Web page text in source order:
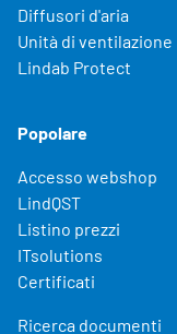
Diffusori d'aria
Unità di ventilazione
Lindab Protect
Popolare
Accesso webshop
LindQST
Listino prezzi
ITsolutions
Certificati
Ricerca documenti